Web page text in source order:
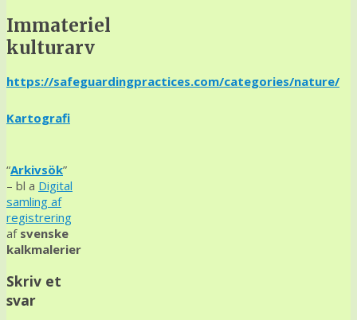
Immateriel
kulturarv
https://safeguardingpractices.com/categories/nature/
Kartografi
“Arkivsök”
– bl a Digital
samling af
registrering
af svenske
kalkmalerier
Skriv et
svar